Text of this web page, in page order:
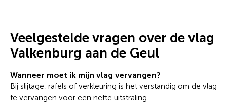
Veelgestelde vragen over de vlag
Valkenburg aan de Geul
Wanneer moet ik mijn vlag vervangen?
Bij slijtage, rafels of verkleuring is het verstandig om de vlag
te vervangen voor een nette uitstraling.